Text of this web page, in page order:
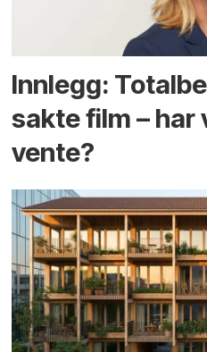
Innlegg:
sakte film – har
vente?